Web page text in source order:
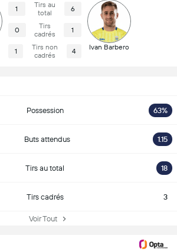
1
Tirs au
total
6
0
Tirs
cadrés
1
1
Tirs non
cadrés
4 Ivan Barbero
Possession 63%
Buts attendus 1.15
Tirs au total 18
Tirs cadrés 3
Voir Tout